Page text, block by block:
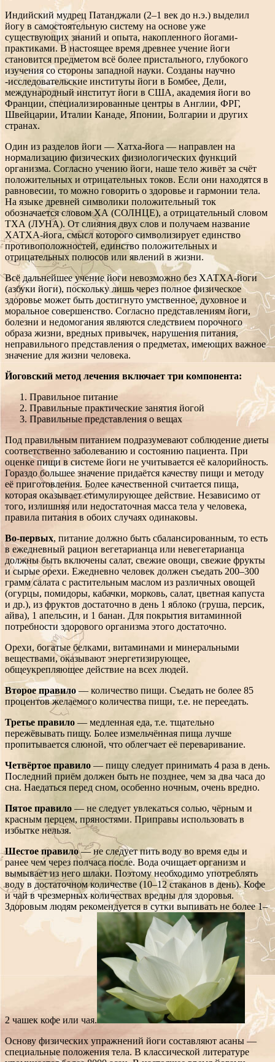
Индийский мудрец Патанджали (2–1 век до н.э.) выделил
йогу в самостоятельную систему на основе уже
существующих знаний и опыта, накопленного йогами-
практиками. В настоящее время древнее учение йоги
становится предметом всё более пристального, глубокого
изучения со стороны западной науки. Созданы научно
-исследовательские институты йоги в Бомбее, Дели,
международный институт йоги в США, академия йоги во
Франции, специализированные центры в Англии, ФРГ,
Швейцарии, Италии Канаде, Японии, Болгарии и других
странах.
Один из разделов йоги — Хатха-йога — направлен на
нормализацию физических физиологических функций
организма. Согласно учению йоги, наше тело живёт за счёт
положительных и отрицательных токов. Если они находятся в
равновесии, то можно говорить о здоровье и гармонии тела.
На языке древней символики положительный ток
обозначается словом ХА (СОЛНЦЕ), а отрицательный словом
ТХА (ЛУНА). От слияния двух слов и получаем название
ХАТХА-йога, смысл которого символизирует единство
противоположностей, единство положительных и
отрицательных полюсов или явлений в жизни.
Всё дальнейшее учение йоги невозможно без ХАТХА-йоги
(азбуки йоги), поскольку лишь через полное физическое
здоровье может быть достигнуто умственное, духовное и
моральное совершенство. Согласно представлениям йоги,
болезни и недомогания являются следствием порочного
образа жизни, вредных привычек, нарушения питания,
неправильного представления о предметах, имеющих важное
значение для жизни человека.
Йоговский метод лечения включает три компонента:
Правильное питание
Правильные практические занятия йогой
Правильные представления о вещах
Под правильным питанием подразумевают соблюдение диеты
соответственно заболеванию и состоянию пациента. При
оценке пищи в системе йоги не учитывается её калорийность.
Гораздо большее значение придаётся качеству пищи и методу
её приготовления. Более качественной считается пища,
которая оказывает стимулирующее действие. Независимо от
того, излишняя или недостаточная масса тела у человека,
правила питания в обоих случаях одинаковы.
Во-первых, питание должно быть сбалансированным, то есть
в ежедневный рацион вегетарианца или невегетарианца
должны быть включены салат, свежие овощи, свежие фрукты
и сырые орехи. Ежедневно человек должен съедать 200–300
грамм салата с растительным маслом из различных овощей
(огурцы, помидоры, кабачки, морковь, салат, цветная капуста
и др.), из фруктов достаточно в день 1 яблоко (груша, персик,
айва), 1 апельсин, и 1 банан. Для покрытия витаминной
потребности здорового организма этого достаточно.
Орехи, богатые белками, витаминами и минеральными
веществами, оказывают энергетизирующее,
общеукрепляющее действие на всех людей.
Второе правило— количество пищи. Съедать не более 85
процентов желаемого количества пищи, т.е. не переедать.
Третье правило— медленная еда, т.е. тщательно
пережёвывать пищу. Более измельчённая пища лучше
пропитывается слюной, что облегчает её переваривание.
Четвёртое правило — пищу следует принимать 4 раза в день.
Последний приём должен быть не позднее, чем за два часа до
сна. Наедаться перед сном, особенно ночным, очень вредно.
Пятое правило — не следует увлекаться солью, чёрным и
красным перцем, пряностями. Приправы использовать в
избытке нельзя.
Шестое правило— не следует пить воду во время еды и
ранее чем через полчаса после. Вода очищает организм и
вымывает из него шлаки. Поэтому необходимо употреблять
воду в достаточном количестве (10–12 стаканов в день). Кофе
и чай в чрезмерных количествах вредны для здоровья.
Здоровым людям рекомендуется в сутки выпивать не более 1–
2 чашек кофе или чая.
Основу физических упражнений йоги составляют асаны —
специальные положения тела. В классической литературе